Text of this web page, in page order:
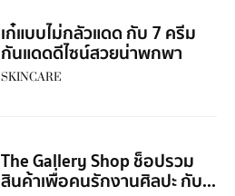
เก๋แบบไม่กลัวแดด กับ 7 ครีม
กันแดดดีไซน์สวยน่าพกพา
SKINCARE
The Gallery Shop ช็อปรวม
สินค้าเพื่อคนรักงานศิลปะ กับ...